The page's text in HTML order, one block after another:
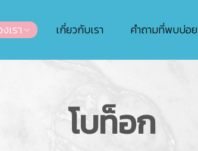
เรา เกี่ยวกับเรา คำถามที่พบบ่อย
โบท็อก